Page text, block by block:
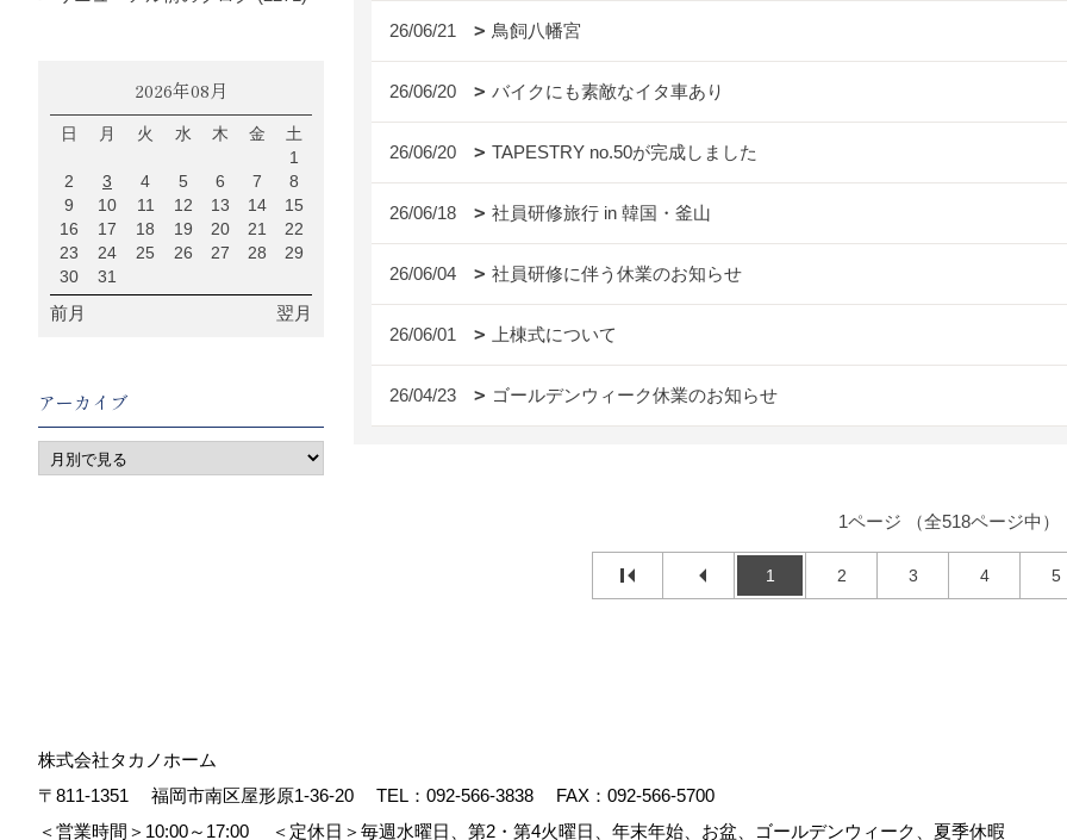
26/06/21 鳥飼八幡宮
26/06/20 バイクにも素敵なイタ車あり
26/06/20 TAPESTRY no.50が完成しました
26/06/18 社員研修旅行 in 韓国・釜山
26/06/04 社員研修に伴う休業のお知らせ
26/06/01 上棟式について
26/04/23 ゴールデンウィーク休業のお知らせ
1ページ （全518ページ中）
1 2 3 4 5
2026年08月
日 月 火 水 木 金
土
1
2
3 4 5 6 7
8
9
10 11 12 13 14
15
16
17 18 19 20 21
22
23
24 25 26 27 28
29
30
31
前月 翌月
アーカイブ
株式会社タカノホーム
〒811-1351
福岡市南区屋形原1-36-20 TEL： 092-566-3838
FAX：092-566-5700
＜営業時間＞10:00～17:00
＜定休日＞毎週水曜日、第2・第4火曜日、年末年始、お盆、ゴールデンウィーク、夏季休暇